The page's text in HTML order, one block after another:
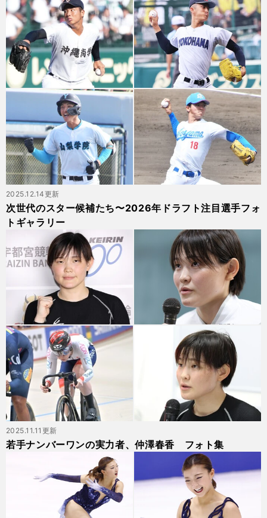
次世代のスター候補たち〜2026年ドラフト注目選手フォ
トギャラリー
2025.12.14更新
若手ナンバーワンの実力者、仲澤春香 フォト集
2025.11.11更新